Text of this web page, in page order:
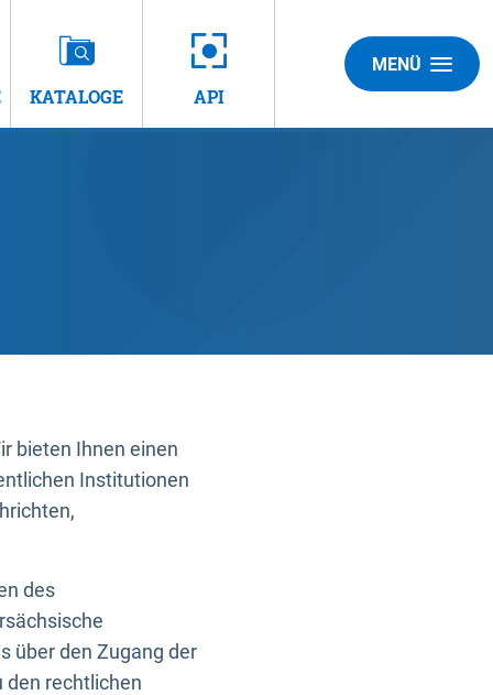
KATALOGE API
MENÜ
bieten Ihnen einen
Institutionen
des
über den Zugang der
rechtlichen